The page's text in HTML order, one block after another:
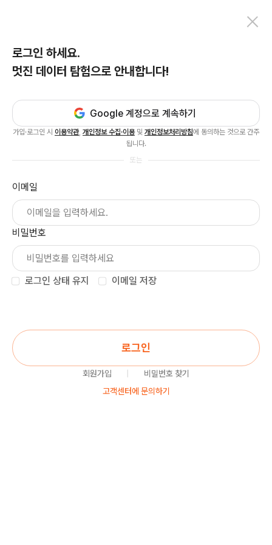
로그인 하세요.
멋진 데이터 탐험으로 안내합니다!
Google 계정으로 계속하기
가입·로그인 시 이용약관, 개인정보 수집·이용및 개인정보처리방침에 동의하는 것으로 간주
됩니다.
또는
이메일
비밀번호
로그인 상태 유지 이메일 저장
로그인
회원가입
비밀번호 찾기
고객센터에 문의하기